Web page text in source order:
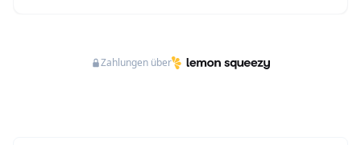
Zahlungen über